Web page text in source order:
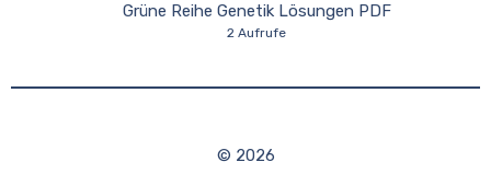
Grüne Reihe Genetik Lösungen PDF
2 Aufrufe
© 2026